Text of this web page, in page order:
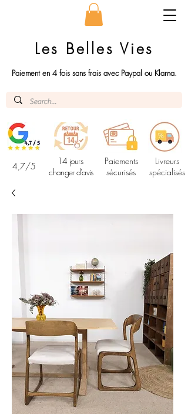
Les Belles Vies
Paiement en 4 fois sans frais avec Paypal ou Klarna.
4,7/5
14 jours
changer d'avis
Paiements
sécurisés
Livreurs
spécialisés